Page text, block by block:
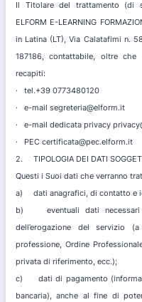
Il Titolare del trattamento (di
ELFORM E-LEARNING
in Latina (LT), Via Calatafimi n.
187186, contattabile, oltre
recapiti:
· tel.+39 0773480120
· e-mail segreteria@elform.it
· e-mail dedicata privacy
· PEC certificata@pec.elform.it
2. TIPOLOGIA DEI DATI
Questi i Suoi dati che verranno
a) dati anagrafici, di contatto e
b) eventuali dati necessari
dell’erogazione del servizio
professione, Ordine
privata di riferimento, ecc.);
c) dati di pagamento
bancaria), anche al fine di